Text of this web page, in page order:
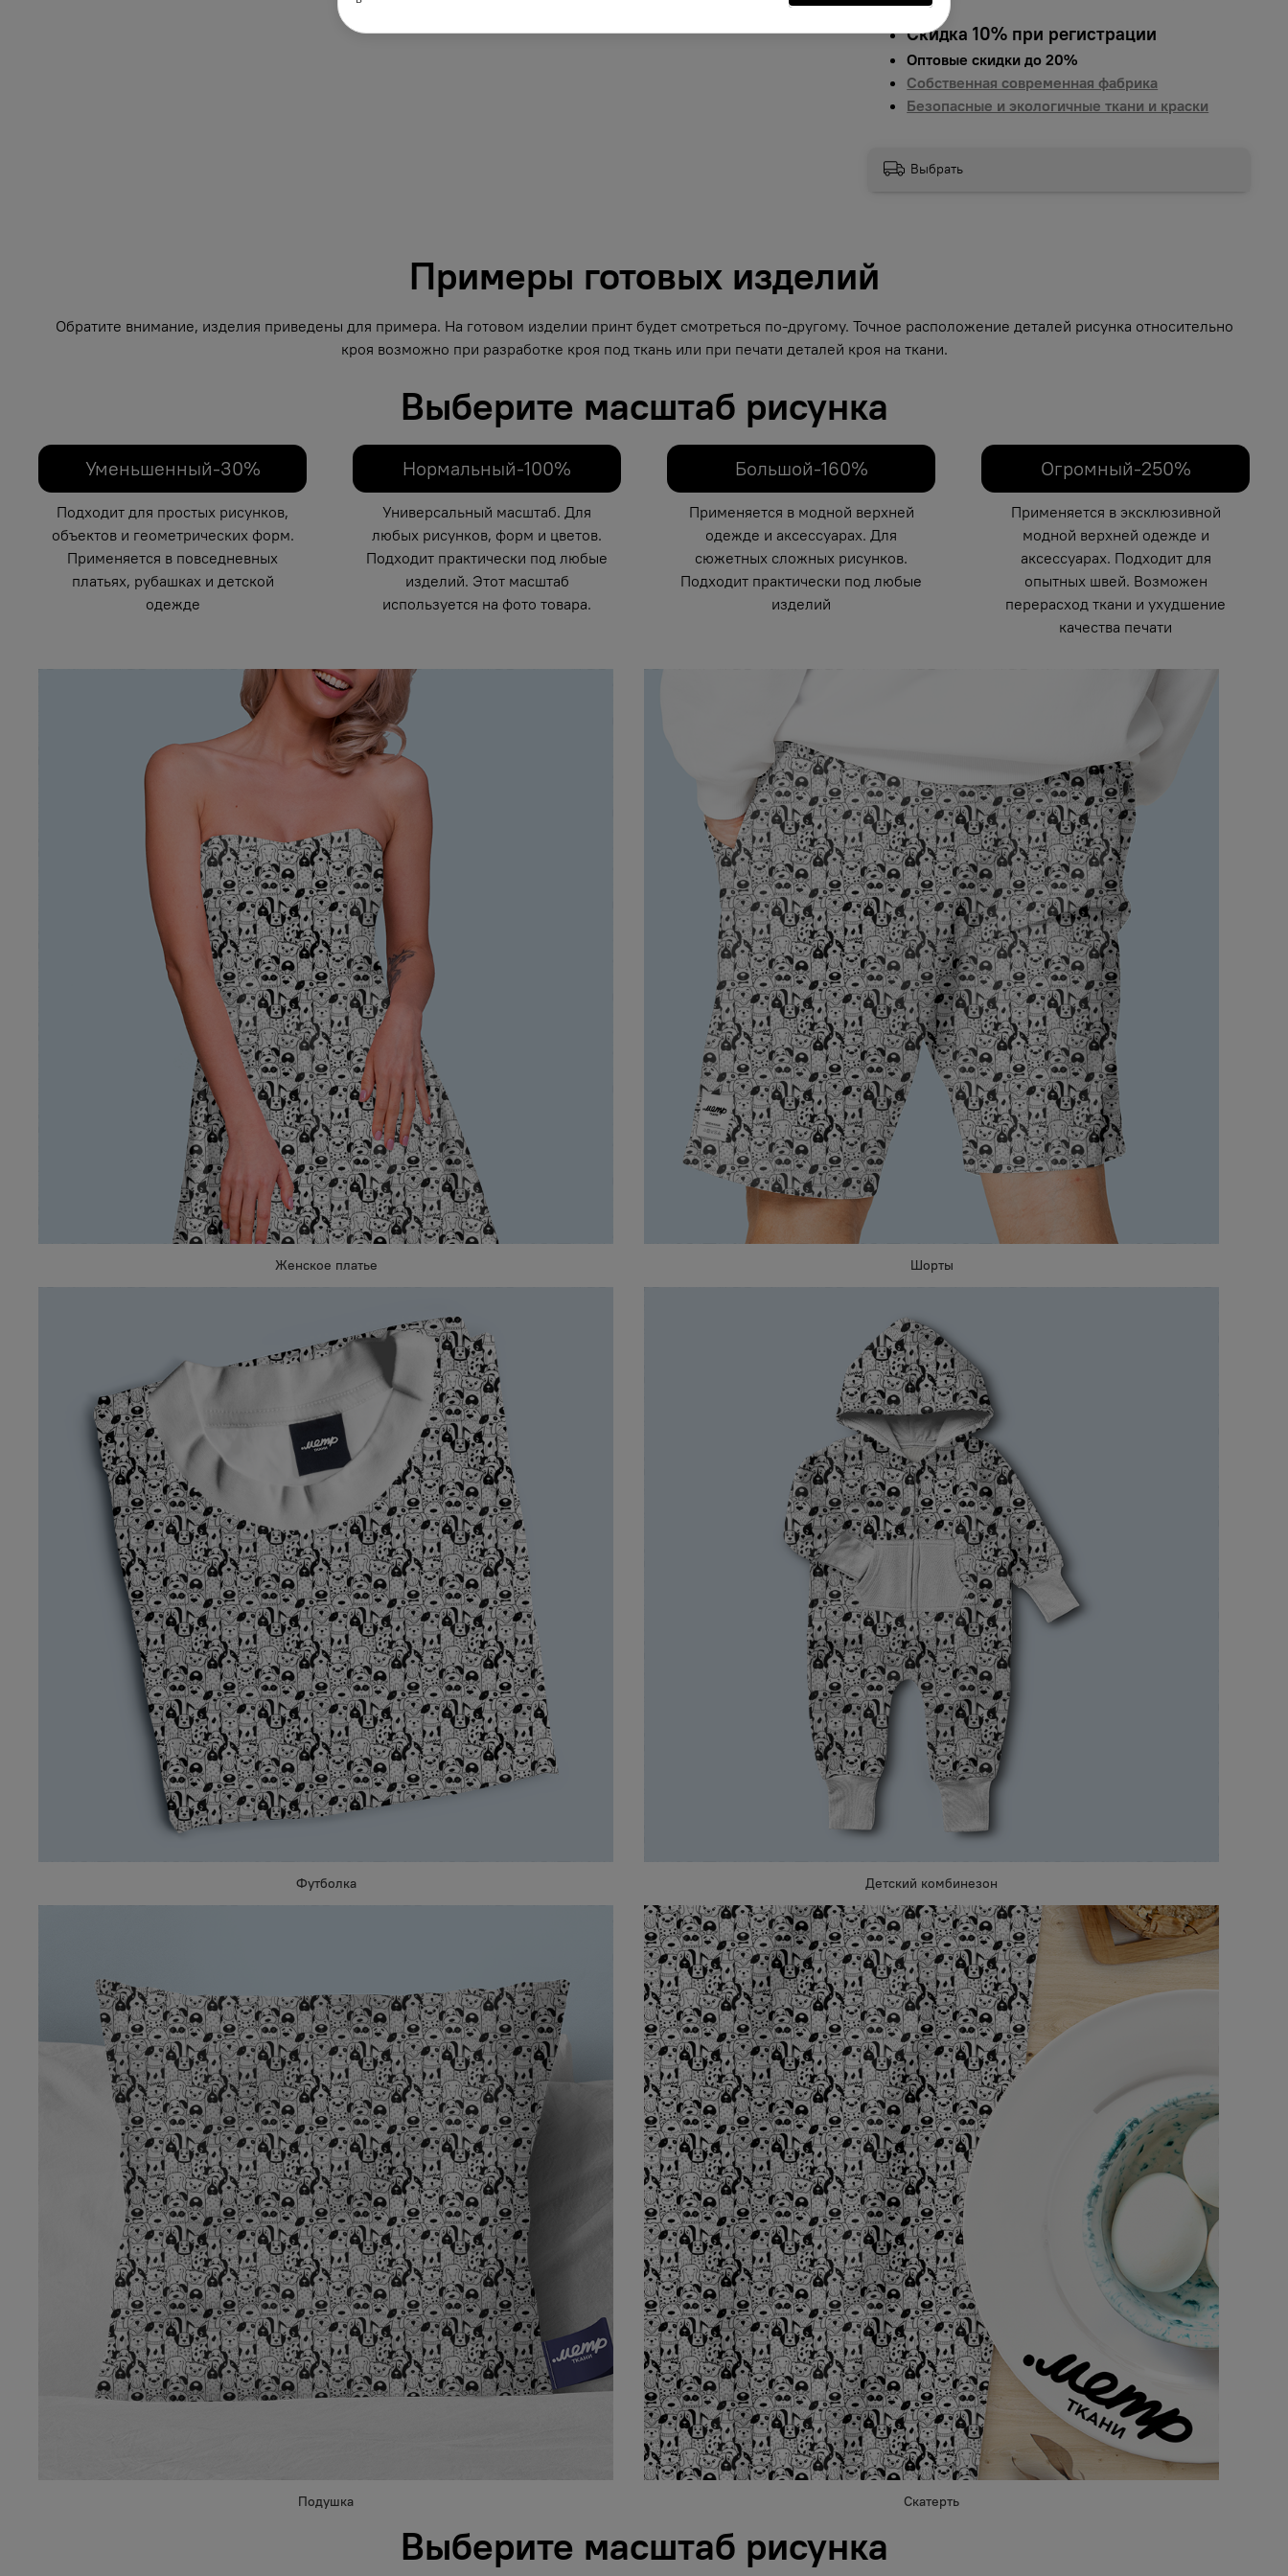
Скидка 10% при регистрации
Оптовые скидки до 20%
Собственная современная фабрика
Безопасные и экологичные ткани и краски
Выбрать
Примеры готовых изделий
Обратите внимание, изделия приведены для примера. На готовом изделии принт будет смотреться по-другому. Точное расположение деталей рисунка относительно
кроя возможно при разработке кроя под ткань или при печати деталей кроя на ткани.
Выберите масштаб рисунка
Уменьшенный-30%
Подходит для простых рисунков,
объектов и геометрических форм.
Применяется в повседневных
платьях, рубашках и детской
одежде
Нормальный-100%
Универсальный масштаб. Для
любых рисунков, форм и цветов.
Подходит практически под любые
изделий. Этот масштаб
используется на фото товара.
Большой-160%
Применяется в модной верхней
одежде и аксессуарах. Для
сюжетных сложных рисунков.
Подходит практически под любые
изделий
Огромный-250%
Применяется в эксклюзивной
модной верхней одежде и
аксессуарах. Подходит для
опытных швей. Возможен
перерасход ткани и ухудшение
качества печати
Женское платье Шорты
Футболка Детский комбинезон
Подушка Скатерть
Выберите масштаб рисунка